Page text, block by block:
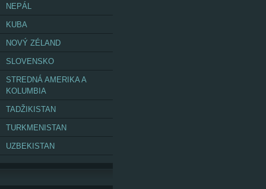
NEPÁL
KUBA
NOVÝ ZÉLAND
SLOVENSKO
STREDNÁ AMERIKA A
KOLUMBIA
TADŽIKISTAN
TURKMENISTAN
UZBEKISTAN